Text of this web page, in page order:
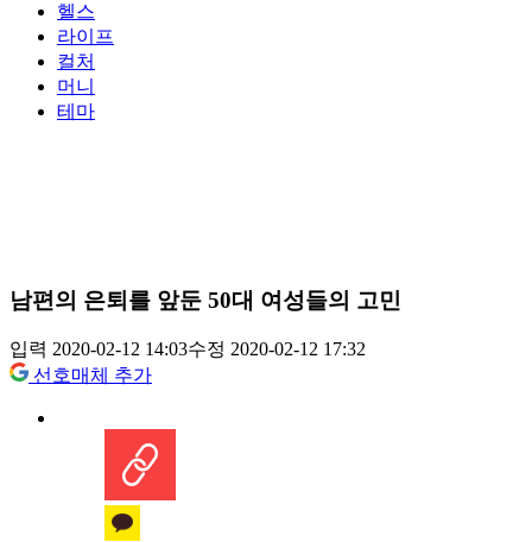
헬스
라이프
컬처
머니
테마
남편의 은퇴를 앞둔 50대 여성들의 고민
입력 2020-02-12 14:03수정 2020-02-12 17:32
선호매체 추가